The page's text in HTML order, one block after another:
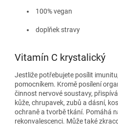
100% vegan
doplňek stravy
Vitamín C krystalický
Jestliže potřebujete posílit
pomocníkem. Kromě posílení
činnost nervové soustavy,
kůže, chrupavek, zubů a dásní,
ochraně a tvorbě tkání. Pomáhá
rekonvalescenci. Může také